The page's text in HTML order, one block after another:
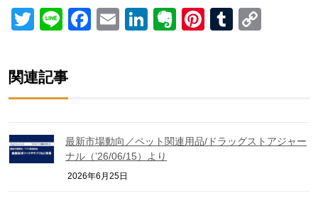
Twitter
LineFacebook
EmailLinkedIn
Evernote
Pinterest
Tumblr
関連記事
最新市場動向／ペット関連用品/ドラッグストアジャー
ナル（’26/06/15）より
2026年6月25日